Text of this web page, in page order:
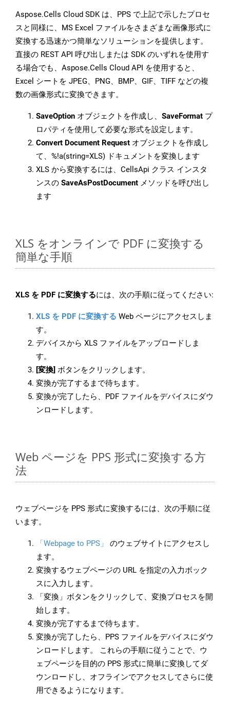
Aspose.Cells Cloud SDK は、PPS で上記で示したプロセ
スと同様に、MS Excel ファイルをさまざまな画像形式に
変換する迅速かつ簡単なソリューションを提供します。
直接の REST API 呼び出しまたは SDK のいずれを使用す
る場合でも、Aspose.Cells Cloud API を使用すると、
Excel シートを JPEG、PNG、BMP、GIF、TIFF などの複
数の画像形式に変換できます。
SaveOption オブジェクトを作成し、 SaveFormat プ
ロパティを使用して必要な形式を設定します。
Convert Document Request オブジェクトを作成し
て、%!a(string=XLS) ドキュメントを変換します
XLS から変換するには、CellsApi クラス インスタ
ンスの SaveAsPostDocument メソッドを呼び出し
ます
XLS をオンラインで PDF に変換する
簡単な手順
XLS を PDF に変換するには、次の手順に従ってください:
XLS を PDF に変換する Web ページにアクセスしま
す。
デバイスから XLS ファイルをアップロードしま
す。
[変換] ボタンをクリックします。
変換が完了するまで待ちます。
変換が完了したら、PDF ファイルをデバイスにダウ
ンロードします。
Web ページを PPS 形式に変換する方
法
ウェブページを PPS 形式に変換するには、次の手順に従
います。
「Webpage to PPS」
のウェブサイトにアクセスし
ます。
変換するウェブページの URL を指定の入力ボック
スに入力します。
「変換」ボタンをクリックして、変換プロセスを開
始します。
変換が完了するまで待ちます。
変換が完了したら、PPS ファイルをデバイスにダウ
ンロードします。 これらの手順に従うことで、ウ
ェブページを目的の PPS 形式に簡単に変換してダ
ウンロードし、オフラインでアクセスしてさらに使
用できるようになります。